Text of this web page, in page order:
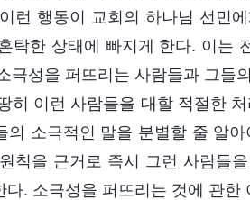
런 행동이 교회의 하나님 선민
탁한 상태에 빠지게 한다. 이는
극성을 퍼뜨리는 사람들과 그들
히 이런 사람들을 대할 적절한
의 소극적인 말을 분별할 줄 알
칙을 근거로 즉시 그런 사람들
. 소극성을 퍼뜨리는 것에 관